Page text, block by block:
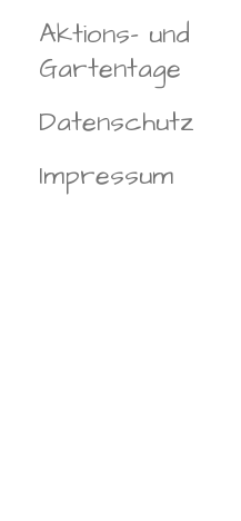
Aktions- und
Gartentage
Datenschutz
Impressum